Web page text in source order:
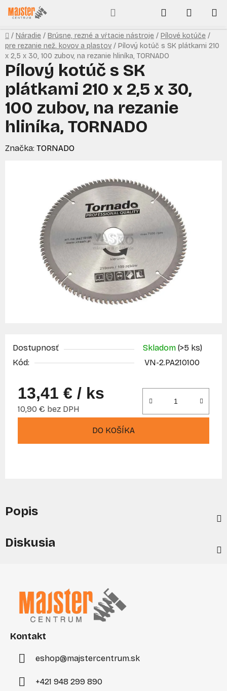
Prejsť
na
obsah
Hľadať
KOŠÍK
Domov
/ Náradie / Brúsne, rezné a vŕtacie nástroje / Pílové kotúče /
pre rezanie než. kovov a plastov / Pílový kotúč s SK plátkami 210
x 2,5 x 30, 100 zubov, na rezanie hliníka, TORNADO
Dostupnosť Skladom (>5 ks)
Kód:
VN-2.PA210100
13,41 € / ks
10,90 € bez DPH
DO KOŠÍKA
Pílový kotúč s SK
plátkami 210 x 2,5 x 30,
100 zubov, na rezanie
hliníka, TORNADO
Značka: TORNADO
Popis
Diskusia
Kontakt
eshop@majstercentrum.sk
+421 948 299 890